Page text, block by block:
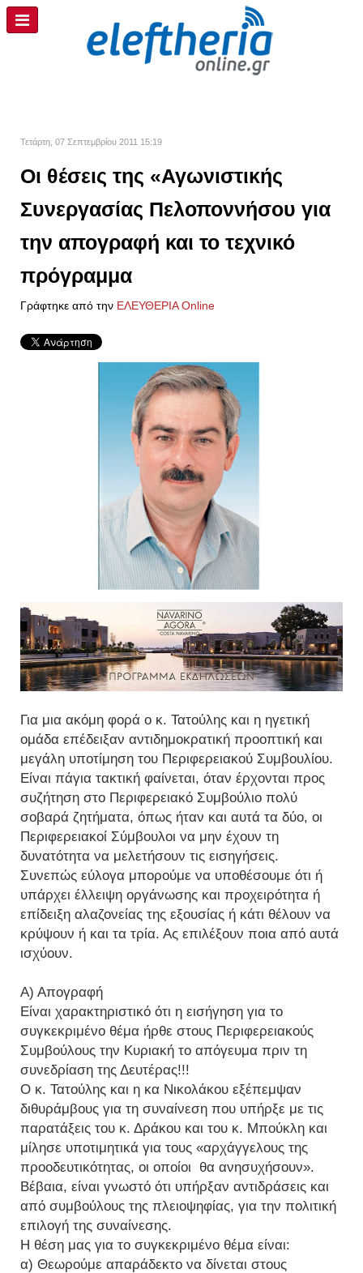
Τετάρτη, 07 Σεπτεμβρίου 2011 15:19
Οι θέσεις της «Αγωνιστικής
Συνεργασίας Πελοποννήσου για
την απογραφή και το τεχνικό
πρόγραμμα
Γράφτηκε από την ΕΛΕΥΘΕΡΙΑ Online
Για μια ακόμη φορά ο κ. Τατούλης και η ηγετική
ομάδα επέδειξαν αντιδημοκρατική προοπτική και
μεγάλη υποτίμηση του Περιφερειακού Συμβουλίου.
Είναι πάγια τακτική φαίνεται, όταν έρχονται προς
συζήτηση στο Περιφερειακό Συμβούλιο πολύ
σοβαρά ζητήματα, όπως ήταν και αυτά τα δύο, οι
Περιφερειακοί Σύμβουλοι να μην έχουν τη
δυνατότητα να μελετήσουν τις εισηγήσεις.
Συνεπώς εύλογα μπορούμε να υποθέσουμε ότι ή
υπάρχει έλλειψη οργάνωσης και προχειρότητα ή
επίδειξη αλαζονείας της εξουσίας ή κάτι θέλουν να
κρύψουν ή και τα τρία. Ας επιλέξουν ποια από αυτά
ισχύουν.
Α) Απογραφή
Είναι χαρακτηριστικό ότι η εισήγηση για το
συγκεκριμένο θέμα ήρθε στους Περιφερειακούς
Συμβούλους την Κυριακή το απόγευμα πριν τη
συνεδρίαση της Δευτέρας!!!
Ο κ. Τατούλης και η κα Νικολάκου εξέπεμψαν
διθυράμβους για τη συναίνεση που υπήρξε με τις
παρατάξεις του κ. Δράκου και του κ. Μπούκλη και
μίλησε υποτιμητικά για τους «αρχάγγελους της
προοδευτικότητας, οι οποίοι θα ανησυχήσουν».
Βέβαια, είναι γνωστό ότι υπήρξαν αντιδράσεις και
από συμβούλους της πλειοψηφίας, για την πολιτική
επιλογή της συναίνεσης.
Η θέση μας για το συγκεκριμένο θέμα είναι:
α) Θεωρούμε απαράδεκτο να δίνεται στους